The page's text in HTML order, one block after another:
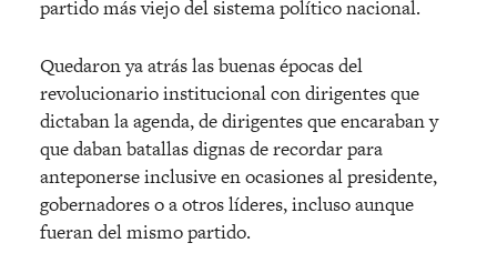
partido más viejo del sistema político nacional.
Quedaron ya atrás las buenas épocas del
revolucionario institucional con dirigentes que
dictaban la agenda, de dirigentes que encaraban y
que daban batallas dignas de recordar para
anteponerse inclusive en ocasiones al presidente,
gobernadores o a otros líderes, incluso aunque
fueran del mismo partido.